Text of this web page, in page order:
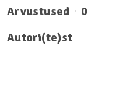
Arvustused
0
Autori(te)st